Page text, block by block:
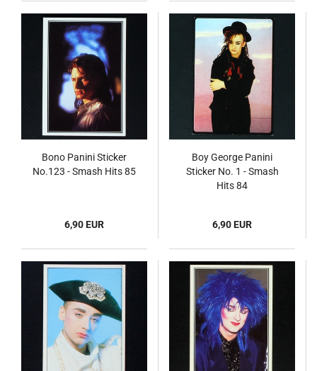
Bono Panini Sticker
No.123 - Smash Hits 85
6,90 EUR
Boy George Panini
Sticker No. 1 - Smash
Hits 84
6,90 EUR